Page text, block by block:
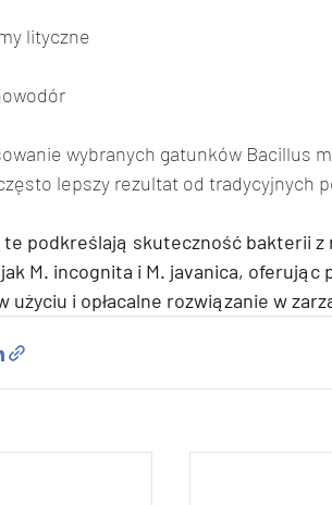
lityczne
wybranych gatunków Bacillus
lepszy rezultat od tradycyjnych
te podkreślają skuteczność bakterii z
M. incognita i M. javanica, oferując
użyciu i opłacalne rozwiązanie w